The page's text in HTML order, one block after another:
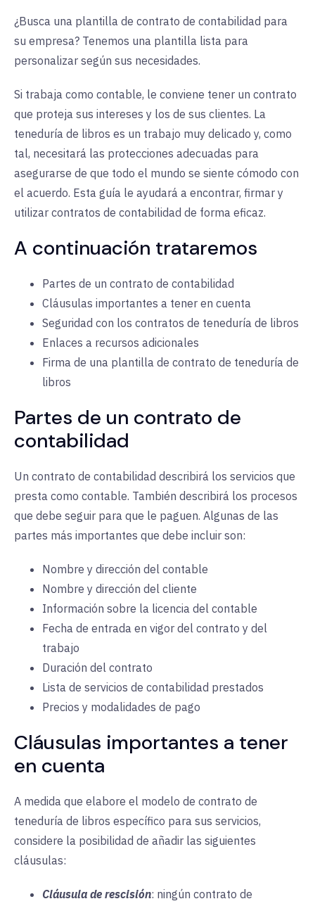
¿Busca una plantilla de contrato de contabilidad para
su empresa? Tenemos una plantilla lista para
personalizar según sus necesidades.
Si trabaja como contable, le conviene tener un contrato
que proteja sus intereses y los de sus clientes. La
teneduría de libros es un trabajo muy delicado y, como
tal, necesitará las protecciones adecuadas para
asegurarse de que todo el mundo se siente cómodo con
el acuerdo. Esta guía le ayudará a encontrar, firmar y
utilizar contratos de contabilidad de forma eficaz.
A continuación trataremos
Partes de un contrato de contabilidad
Cláusulas importantes a tener en cuenta
Seguridad con los contratos de teneduría de libros
Enlaces a recursos adicionales
Firma de una plantilla de contrato de teneduría de
libros
Partes de un contrato de
contabilidad
Un contrato de contabilidad describirá los servicios que
presta como contable. También describirá los procesos
que debe seguir para que le paguen. Algunas de las
partes más importantes que debe incluir son:
Nombre y dirección del contable
Nombre y dirección del cliente
Información sobre la licencia del contable
Fecha de entrada en vigor del contrato y del
trabajo
Duración del contrato
Lista de servicios de contabilidad prestados
Precios y modalidades de pago
Cláusulas importantes a tener
en cuenta
A medida que elabore el modelo de contrato de
teneduría de libros específico para sus servicios,
considere la posibilidad de añadir las siguientes
cláusulas:
Cláusula de rescisión: ningún contrato de